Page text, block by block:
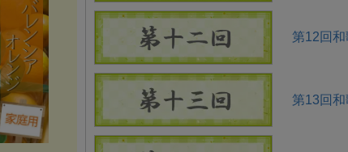
第12回和
第13回和